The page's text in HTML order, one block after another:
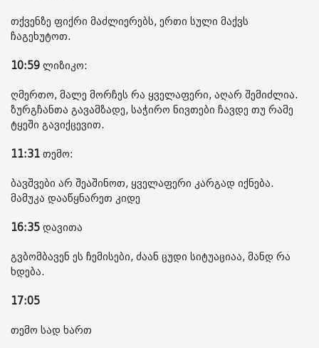
თქვენზე ფიქრი მაძლიერებს, ერთი სული მაქვს
ჩაგეხუტოთ.
10:59 ლიზიკო:
ღმერთო, მალე მორჩეს რა ყველაფერი, აღარ შემიძლია.
ზურგჩანთა გავამზადე, საჭირო ნივთები ჩავდე თუ რამე
ტყეში გავიქცევით.
11:31 თემო:
ბავშვები არ შეაშინოთ, ყველაფერი კარგად იქნება.
მამუკა დააწყნარეთ კიდე
16:35 დავითა
გვბომბავენ ეს ჩემისები, ძაან ცუდი სიტუაციაა, მანდ რა
ხდება.
17:05
თემო სად ხართ